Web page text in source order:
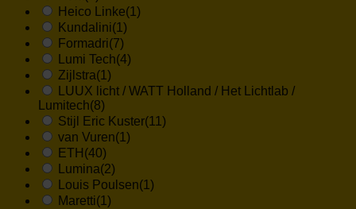
Heico Linke(1)
Kundalini(1)
Formadri(7)
Lumi Tech(4)
Zijlstra(1)
LUUX licht / WATT Holland / Het Lichtlab /
Lumitech(8)
Stijl Eric Kuster(11)
van Vuren(1)
ETH (40)
Lumina(2)
Louis Poulsen(1)
Maretti(1)